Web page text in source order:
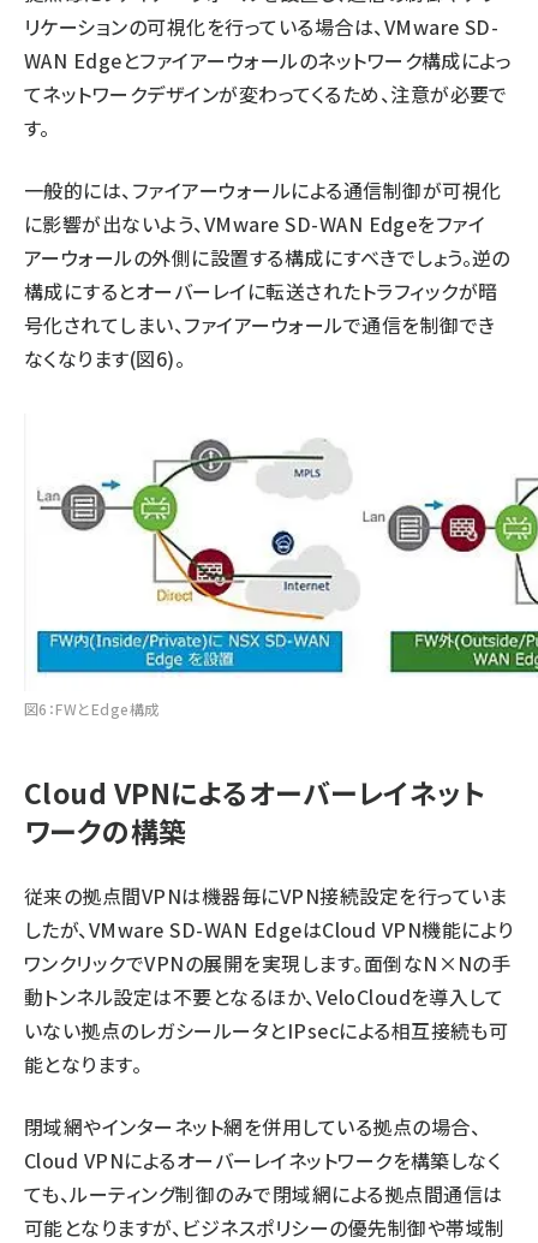
リケーションの可視化を行っている場合は、VMware SD-
WAN Edgeとファイアーウォールのネットワーク構成によっ
てネットワークデザインが変わってくるため、注意が必要で
す。
一般的には、ファイアーウォールによる通信制御が可視化
に影響が出ないよう、VMware SD-WAN Edgeをファイ
アーウォールの外側に設置する構成にすべきでしょう。逆の
構成にするとオーバーレイに転送されたトラフィックが暗
号化されてしまい、ファイアーウォールで通信を制御でき
なくなります(図6)。
図6：FWとEdge構成
Cloud VPNによるオーバーレイネット
ワークの構築
従来の拠点間VPNは機器毎にVPN接続設定を行っていま
したが、VMware SD-WAN EdgeはCloud VPN機能により
ワンクリックでVPNの展開を実現します。面倒なN×Nの手
動トンネル設定は不要となるほか、VeloCloudを導入して
いない拠点のレガシールータとIPsecによる相互接続も可
能となります。
閉域網やインターネット網を併用している拠点の場合、
Cloud VPNによるオーバーレイネットワークを構築しなく
ても、ルーティング制御のみで閉域網による拠点間通信は
可能となりますが、ビジネスポリシーの優先制御や帯域制